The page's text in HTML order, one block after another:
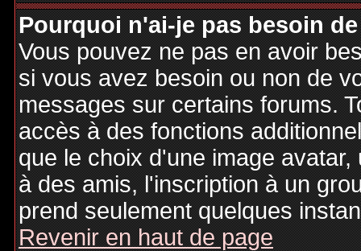
Pourquoi n'ai-je pas besoin
Vous pouvez ne pas en avoir
si vous avez besoin ou non de
messages sur certains forums.
accès à des fonctions
que le choix d'une image
à des amis, l'inscription à un
prend seulement quelques
Revenir en haut de page